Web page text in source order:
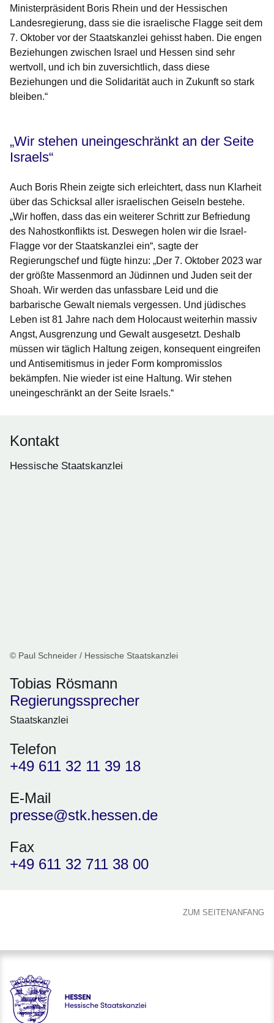
Ministerpräsident Boris Rhein und der Hessischen
Landesregierung, dass sie die israelische Flagge seit dem
7. Oktober vor der Staatskanzlei gehisst haben. Die engen
Beziehungen zwischen Israel und Hessen sind sehr
wertvoll, und ich bin zuversichtlich, dass diese
Beziehungen und die Solidarität auch in Zukunft so stark
bleiben.“
„Wir stehen uneingeschränkt an der Seite
Israels“
Auch Boris Rhein zeigte sich erleichtert, dass nun Klarheit
über das Schicksal aller israelischen Geiseln bestehe.
„Wir hoffen, dass das ein weiterer Schritt zur Befriedung
des Nahostkonflikts ist. Deswegen holen wir die Israel-
Flagge vor der Staatskanzlei ein“, sagte der
Regierungschef und fügte hinzu: „Der 7. Oktober 2023 war
der größte Massenmord an Jüdinnen und Juden seit der
Shoah. Wir werden das unfassbare Leid und die
barbarische Gewalt niemals vergessen. Und jüdisches
Leben ist 81 Jahre nach dem Holocaust weiterhin massiv
Angst, Ausgrenzung und Gewalt ausgesetzt. Deshalb
müssen wir täglich Haltung zeigen, konsequent eingreifen
und Antisemitismus in jeder Form kompromisslos
bekämpfen. Nie wieder ist eine Haltung. Wir stehen
uneingeschränkt an der Seite Israels.“
Kontakt
Hessische Staatskanzlei
© Paul Schneider / Hessische Staatskanzlei
Tobias Rösmann
Regierungssprecher
Staatskanzlei
Telefon
+49 611 32 11 39 18
E-Mail
presse@stk.hessen.de
Fax
+49 611 32 711 38 00
ZUM SEITENANFANG